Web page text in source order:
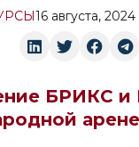
16 августа, 2024
БРИКС
арене